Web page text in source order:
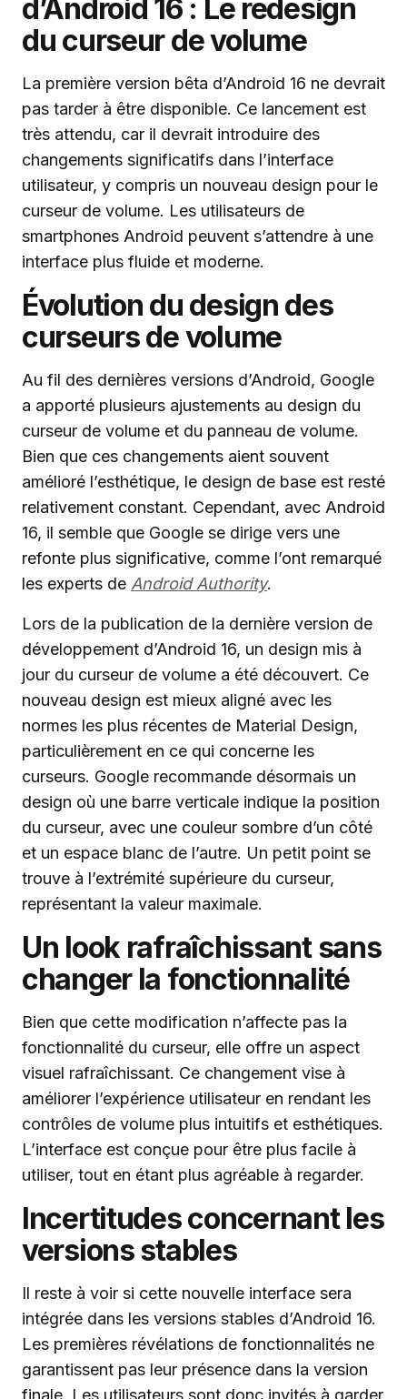
d’Android 16 : Le redesign
du curseur de volume
La première version bêta d’Android 16 ne devrait
pas tarder à être disponible. Ce lancement est
très attendu, car il devrait introduire des
changements significatifs dans l’interface
utilisateur, y compris un nouveau design pour le
curseur de volume. Les utilisateurs de
smartphones Android peuvent s’attendre à une
interface plus fluide et moderne.
Évolution du design des
curseurs de volume
Au fil des dernières versions d’Android, Google
a apporté plusieurs ajustements au design du
curseur de volume et du panneau de volume.
Bien que ces changements aient souvent
amélioré l’esthétique, le design de base est resté
relativement constant. Cependant, avec Android
16, il semble que Google se dirige vers une
refonte plus significative, comme l’ont remarqué
les experts de Android Authority.
Lors de la publication de la dernière version de
développement d’Android 16, un design mis à
jour du curseur de volume a été découvert. Ce
nouveau design est mieux aligné avec les
normes les plus récentes de Material Design,
particulièrement en ce qui concerne les
curseurs. Google recommande désormais un
design où une barre verticale indique la position
du curseur, avec une couleur sombre d’un côté
et un espace blanc de l’autre. Un petit point se
trouve à l’extrémité supérieure du curseur,
représentant la valeur maximale.
Un look rafraîchissant sans
changer la fonctionnalité
Bien que cette modification n’affecte pas la
fonctionnalité du curseur, elle offre un aspect
visuel rafraîchissant. Ce changement vise à
améliorer l’expérience utilisateur en rendant les
contrôles de volume plus intuitifs et esthétiques.
L’interface est conçue pour être plus facile à
utiliser, tout en étant plus agréable à regarder.
Incertitudes concernant les
versions stables
Il reste à voir si cette nouvelle interface sera
intégrée dans les versions stables d’Android 16.
Les premières révélations de fonctionnalités ne
garantissent pas leur présence dans la version
finale. Les utilisateurs sont donc invités à garder